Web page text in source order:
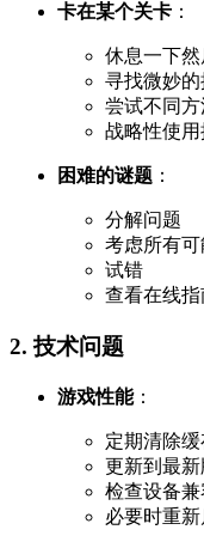
卡在某个关卡 ：
休息一下
寻找微妙
尝试不同方
战略性使
困难的谜题 ：
分解问题
考虑所有可
试错
查看在线指
2. 技术问题
游戏性能：
定期清除缓
更新到最
检查设备兼
必要时重